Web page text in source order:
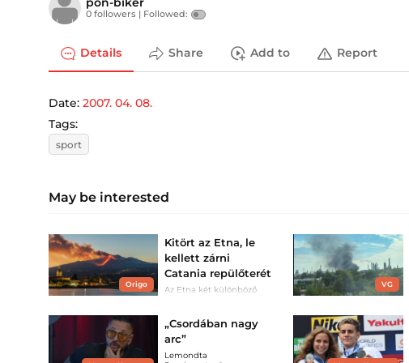
0 followers | Followed:
Details Share Add to Report
Date: 2007. 04. 08.
Tags:
sport
May be interested
Origo
Kitört az Etna, le
kellett zárni
Catania repülőterét
Az Etna két különböző
VG
„Csordában nagy
arc”
Lemondta